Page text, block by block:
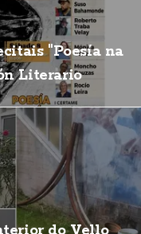
"Poesía na
Literario